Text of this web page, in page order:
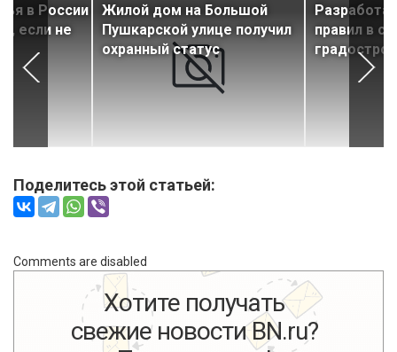
в России
если не
Жилой дом на Большой
Пушкарской улице получил
охранный статус
правил в
Поделитесь этой статьей:
Comments are disabled
Хотите получать
свежие новости BN.ru?